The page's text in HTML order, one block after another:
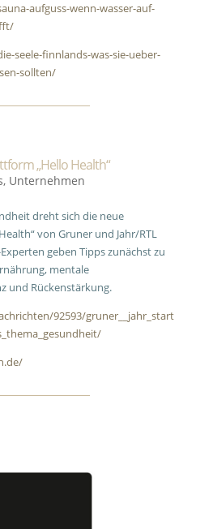
aufguss-wenn-wasser-auf-
seele-finnlands-was-sie-ueber-
sollten/
„Hello Health“
, Unternehmen
dreht sich die neue
von Gruner und Jahr/RTL
geben Tipps zunächst zu
mentale
und Rückenstärkung.
92593/gruner__jahr_start